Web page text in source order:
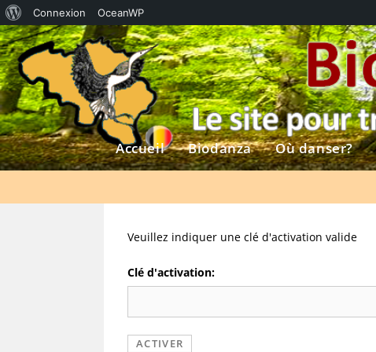
propos
de
WordPress
Connexion OceanWP
Skip
to
content
Accueil Biodanza Où danser?
Veuillez indiquer une clé d'activation valide
Clé d'activation: